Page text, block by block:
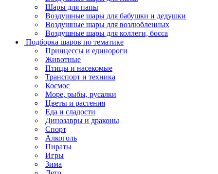
Шары для папы
Воздушные шары для бабушки и дедушки
Воздушные шары для возлюбленных
Воздушные шары для коллеги, босса
Подборка шаров по тематике
Принцессы и единороги
Животные
Птицы и насекомые
Транспорт и техника
Космос
Море, рыбы, русалки
Цветы и растения
Еда и сладости
Динозавры и драконы
Спорт
Алкоголь
Пираты
Игры
Зима